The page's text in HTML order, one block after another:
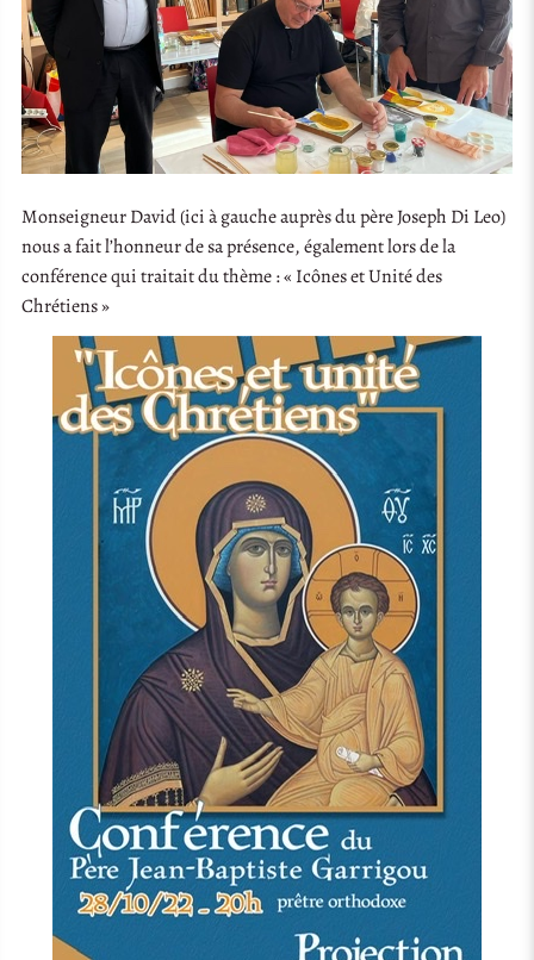
Monseigneur David (ici à gauche auprès du père Joseph Di Leo)
nous a fait l’honneur de sa présence, également lors de la
conférence qui traitait du thème : « Icônes et Unité des
Chrétiens »